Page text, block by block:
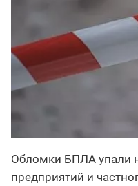
Обломки БПЛА упали
предприятий и